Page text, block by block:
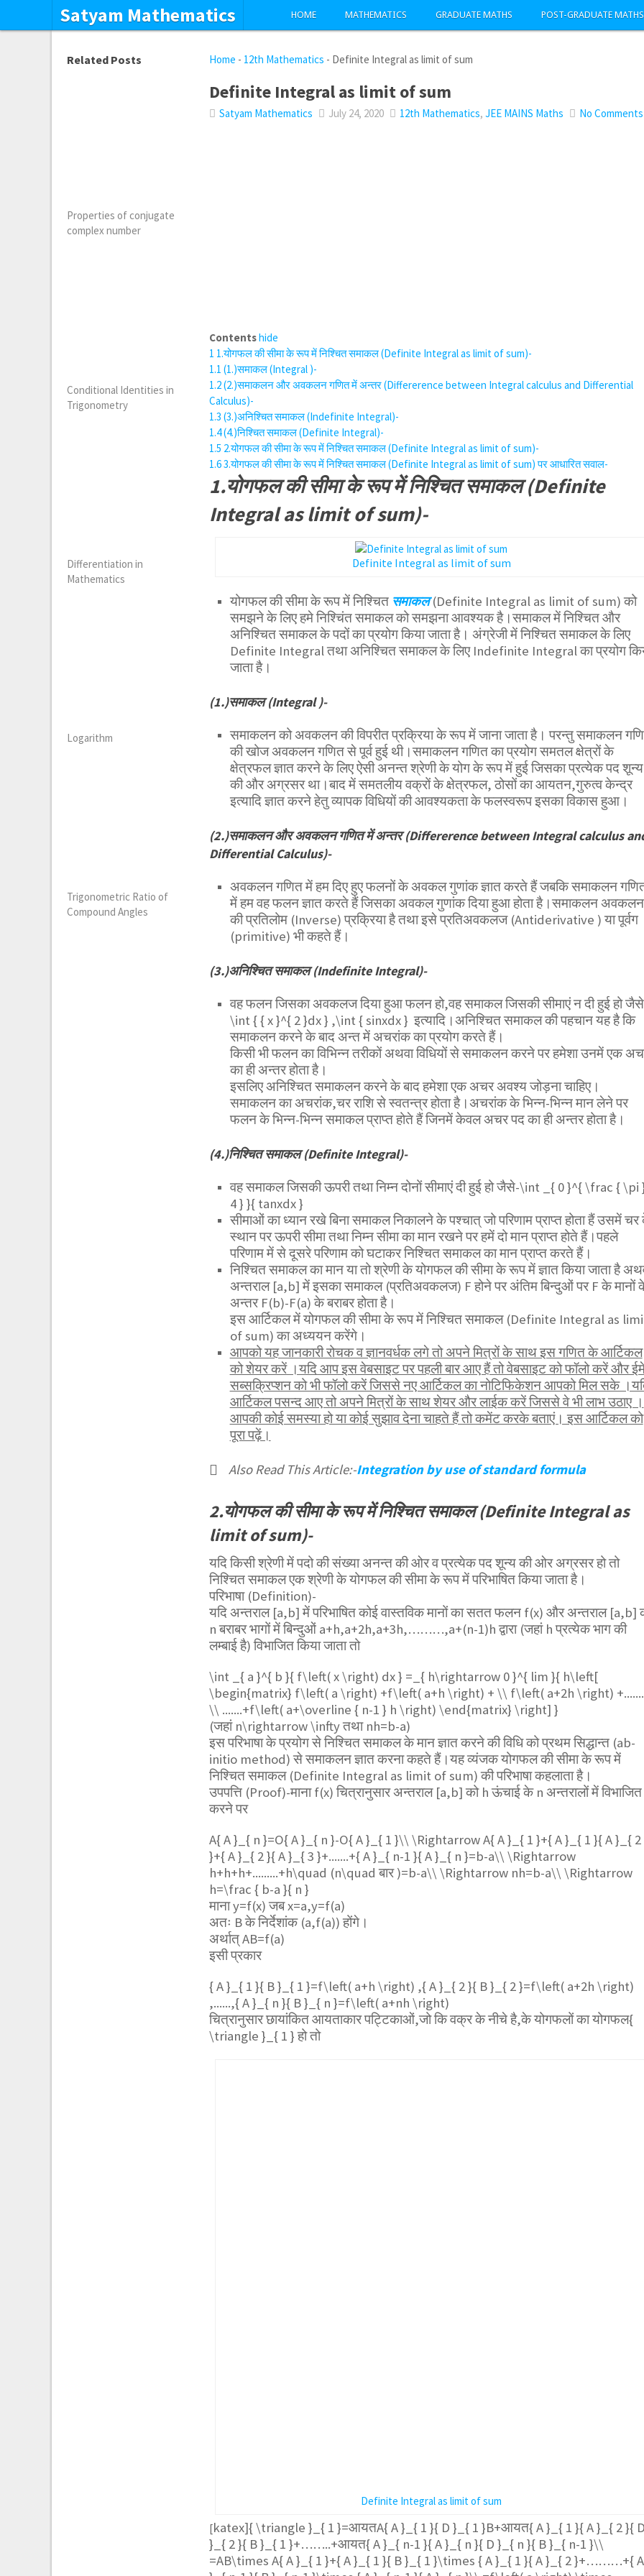
Satyam Mathematics HOME MATHEMATICS GRADUATE MATHS POST-GRADUATE MATHS
Home - 12th Mathematics - Definite Integral as limit of sum
Definite Integral as limit of sum
Satyam Mathematics July 24, 2020 12th Mathematics,JEE MAINS Maths No Comments
Contentshide
1 1.योगफल की सीमा के रूप में निश्चित समाकल (Definite Integral as limit of sum)-
1.1 (1.)समाकल (Integral )-
1.2(2.)समाकलन और अवकलन गणित में अन्तर (Differerence between Integral calculus and Differential
Calculus)-
1.3 (3.)अनिश्चित समाकल (Indefinite Integral)-
1.4(4.)निश्चित समाकल (Definite Integral)-
1.5 2.योगफल की सीमा के रूप में निश्चित समाकल (Definite Integral as limit of sum)-
1.63.योगफल की सीमा के रूप में निश्चित समाकल (Definite Integral as limit of sum) पर आधारित सवाल-
1.योगफल की सीमा के रूप में निश्चित समाकल (Definite
Integral as limit of sum)-
Definite Integral as limit of sum
योगफल की सीमा के रूप में निश्चित समाकल(Definite Integral as limit of sum) को
समझने के लिए हमे निश्चिंत समाकल को समझना आवश्यक है।समाकल में निश्चित और
अनिश्चित समाकल के पदों का प्रयोग किया जाता है। अंग्रेजी में निश्चित समाकल के लिए
Definite Integral तथा अनिश्चित समाकल के लिए Indefinite Integral का प्रयोग
जाता है।
(1.)समाकल (Integral )-
समाकलन को अवकलन की विपरीत प्रक्रिया के रूप में जाना जाता है। परन्तु समाकलन
की खोज अवकलन गणित से पूर्व हुई थी।समाकलन गणित का प्रयोग समतल क्षेत्रों के
क्षेत्रफल ज्ञात करने के लिए ऐसी अनन्त श्रेणी के योग के रूप में हुई जिसका प्रत्येक पद शून्य
की और अग्रसर था।बाद में समतलीय वक्रों के क्षेत्रफल, ठोसों का आयतन,गुरुत्व केन्द्र
इत्यादि ज्ञात करने हेतु व्यापक विधियों की आवश्यकता के फलस्वरूप इसका विकास हुआ।
(2.)समाकलन और अवकलन गणित में अन्तर (Differerence between Integral calculus
Differential Calculus)-
अवकलन गणित में हम दिए हुए फलनों के अवकल गुणांक ज्ञात करते हैं जबकि समाकलन
में हम वह फलन ज्ञात करते हैं जिसका अवकल गुणांक दिया हुआ होता है।समाकलन अवकलन
की प्रतिलोम (Inverse) प्रक्रिया है तथा इसे प्रतिअवकलज (Antiderivative ) या पूर्वग
(primitive) भी कहते हैं।
(3.)अनिश्चित समाकल (Indefinite Integral)-
वह फलन जिसका अवकलज दिया हुआ फलन हो,वह समाकल जिसकी सीमाएं न दी हुई हो जैसे
\int { { x }^{ 2 }dx } ,\int { sinxdx } इत्यादि।अनिश्चित समाकल की पहचान यह है कि
समाकलन करने के बाद अन्त में अचरांक का प्रयोग करते हैं।
किसी भी फलन का विभिन्न तरीकों अथवा विधियों से समाकलन करने पर हमेशा उनमें एक
का ही अन्तर होता है।
इसलिए अनिश्चित समाकलन करने के बाद हमेशा एक अचर अवश्य जोड़ना चाहिए।
समाकलन का अचरांक,चर राशि से स्वतन्त्र होता है।अचरांक के भिन्न-भिन्न मान लेने पर
फलन के भिन्न-भिन्न समाकल प्राप्त होते हैं जिनमें केवल अचर पद का ही अन्तर होता है।
(4.)निश्चित समाकल (Definite Integral)-
वह समाकल जिसकी ऊपरी तथा निम्न दोनों सीमाएं दी हुई हो जैसे-\int _{ 0 }^{ \frac { \pi
4 } }{ tanxdx }
सीमाओं का ध्यान रखे बिना समाकल निकालने के पश्चात् जो परिणाम प्राप्त होता हैं उसमें
स्थान पर ऊपरी सीमा तथा निम्न सीमा का मान रखने पर हमें दो मान प्राप्त होते हैं।पहले
परिणाम में से दूसरे परिणाम को घटाकर निश्चित समाकल का मान प्राप्त करते हैं।
निश्चित समाकल का मान या तो श्रेणी के योगफल की सीमा के रूप में ज्ञात किया जाता है
अन्तराल [a,b] में इसका समाकल (प्रतिअवकलज) F होने पर अंतिम बिन्दुओं पर F के मानों
अन्तर F(b)-F(a) के बराबर होता है।
इस आर्टिकल में योगफल की सीमा के रूप में निश्चित समाकल (Definite Integral as
of sum) का अध्ययन करेंगे।
आपको यह जानकारी रोचक व ज्ञानवर्धक लगे तो अपने मित्रों के साथ इस गणित के आर्टिकल
को शेयर करें ।यदि आप इस वेबसाइट पर पहली बार आए हैं तो वेबसाइट को फॉलो करें और
सब्सक्रिप्शन को भी फॉलो करें जिससे नए आर्टिकल का नोटिफिकेशन आपको मिल सके
आर्टिकल पसन्द आए तो अपने मित्रों के साथ शेयर और लाईक करें जिससे वे भी लाभ उठाए ।
आपकी कोई समस्या हो या कोई सुझाव देना चाहते हैं तो कमेंट करके बताएं। इस आर्टिकल को
पूरा पढ़ें।
Also Read This Article:-Integration by use of standard formula
2.योगफल की सीमा के रूप में निश्चित समाकल (Definite Integral as
limit of sum)-
यदि किसी श्रेणी में पदो की संख्या अनन्त की ओर व प्रत्येक पद शून्य की ओर अग्रसर हो तो
निश्चित समाकल एक श्रेणी के योगफल की सीमा के रूप में परिभाषित किया जाता है।
परिभाषा (Definition)-
यदि अन्तराल [a,b] में परिभाषित कोई वास्तविक मानों का सतत फलन f(x) और अन्तराल [a,b]
n बराबर भागों में बिन्दुओं a+h,a+2h,a+3h,………,a+(n-1)h द्वारा (जहां h प्रत्येक भाग की
लम्बाई है) विभाजित किया जाता तो
\int _{ a }^{ b }{ f\left( x \right) dx } =_{ h\rightarrow 0 }^{ lim }{ h\left[
\begin{matrix} f\left( a \right) +f\left( a+h \right) + \\ f\left( a+2h \right)
\\ .......+f\left( a+\overline { n-1 } h \right) \end{matrix} \right] }
(जहां n\rightarrow \inftyतथा nh=b-a)
इस परिभाषा के प्रयोग से निश्चित समाकल के मान ज्ञात करने की विधि को प्रथम सिद्धान्त (ab-
initio method) से समाकलन ज्ञात करना कहते हैं।यह व्यंजक योगफल की सीमा के रूप में
निश्चित समाकल (Definite Integral as limit of sum) की परिभाषा कहलाता है।
उपपत्ति (Proof)-माना f(x) चित्रानुसार अन्तराल [a,b] को h ऊंचाई के n अन्तरालों में विभाजित
करने पर
A{ A }_{ n }=O{ A }_{ n }-O{ A }_{ 1 }\\ \Rightarrow A{ A }_{ 1 }+{ A }_{ 1 }{ A }_{ 2
}+{ A }_{ 2 }{ A }_{ 3 }+.......+{ A }_{ n-1 }{ A }_{ n }=b-a\\ \Rightarrow
h+h+h+.........+h\quad (n\quad बार )=b-a\\ \Rightarrow nh=b-a\\ \Rightarrow
h=\frac { b-a }{ n }
माना y=f(x) जब x=a,y=f(a)
अतः B के निर्देशांक (a,f(a)) होंगे।
अर्थात् AB=f(a)
इसी प्रकार
{ A }_{ 1 }{ B }_{ 1 }=f\left( a+h \right) ,{ A }_{ 2 }{ B }_{ 2 }=f\left( a+2h \right)
,......,{ A }_{ n }{ B }_{ n }=f\left( a+nh \right)
चित्रानुसार छायांकित आयताकार पट्टिकाओं,जो कि वक्र के नीचे है,के योगफलों का योगफल{
\triangle }_{ 1 } हो तो
Definite Integral as limit of sum
[katex]{ \triangle }_{ 1 }=आयतA{ A }_{ 1 }{ D }_{ 1 }B+आयत{ A }_{ 1 }{ A }_{ 2 }{ D
}_{ 2 }{ B }_{ 1 }+……..+आयत{ A }_{ n-1 }{ A }_{ n }{ D }_{ n }{ B }_{ n-1 }\\
=AB\times A{ A }_{ 1 }+{ A }_{ 1 }{ B }_{ 1 }\times { A }_{ 1 }{ A }_{ 2 }+………+{ A
Related Posts
Properties of conjugate
complex number
Conditional Identities in
Trigonometry
Differentiation in
Mathematics
Logarithm
Trigonometric Ratio of
Compound Angles